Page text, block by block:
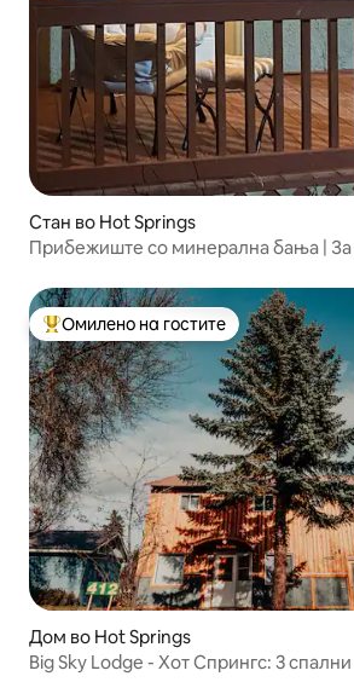
Стан во Hot Springs
Прибежиште со минерална бања | За
Меѓу најуспешните „Омилени на
Омилено на гостите
Дом во Hot Springs
Big Sky Lodge - Хот Спрингс: 3